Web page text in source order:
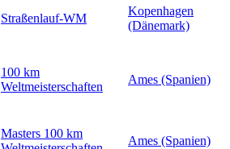
Straßenlauf-WM
Kopenhagen
(Dänemark)
100 km
Weltmeisterschaften
Ames (Spanien)
Masters 100 km
Ames (Spanien)